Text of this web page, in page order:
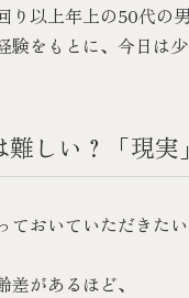
り以上年上の50代の
験をもとに、今日は
難しい？「現
ておいていただきた
差があるほど、